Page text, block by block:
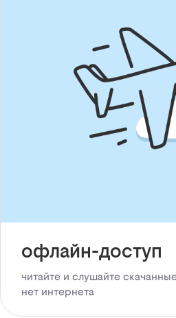
офлайн-доступ
читайте и слушайте
нет интернета